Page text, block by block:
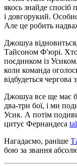
якось знайде
і довгорукий.
Але це робить
Джошуа
Тайсоном Ф'юрі. Хто
поєдинком із
коли команда
відбудеться чергова
Джошуа все ще має
два-три бої, і ми
Усик. А потім
цитує Фернандеса
Нагадаємо, раніше
бою за звання